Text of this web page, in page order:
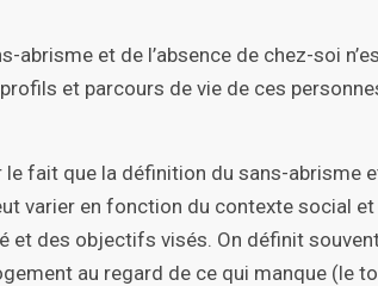
abrisme et de l’absence de chez-soi
et parcours de vie de ces
fait que la définition du sans-abrisme
varier en fonction du contexte social et
et des objectifs visés. On définit
au regard de ce qui manque (le